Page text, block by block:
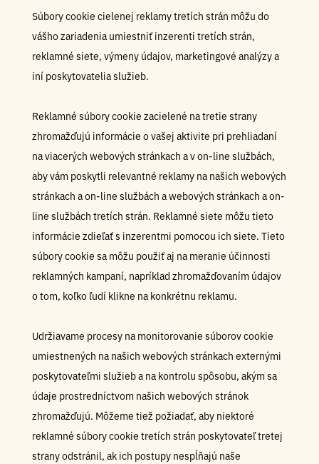
Súbory cookie cielenej reklamy tretích strán môžu do
vášho zariadenia umiestniť inzerenti tretích strán,
reklamné siete, výmeny údajov, marketingové analýzy a
iní poskytovatelia služieb.
Reklamné súbory cookie zacielené na tretie strany
zhromažďujú informácie o vašej aktivite pri prehliadaní
na viacerých webových stránkach a v on-line službách,
aby vám poskytli relevantné reklamy na našich webových
stránkach a on-line službách a webových stránkach a on-
line službách tretích strán. Reklamné siete môžu tieto
informácie zdieľať s inzerentmi pomocou ich siete. Tieto
súbory cookie sa môžu použiť aj na meranie účinnosti
reklamných kampaní, napríklad zhromažďovaním údajov
o tom, koľko ľudí klikne na konkrétnu reklamu.
Udržiavame procesy na monitorovanie súborov cookie
umiestnených na našich webových stránkach externými
poskytovateľmi služieb a na kontrolu spôsobu, akým sa
údaje prostredníctvom našich webových stránok
zhromažďujú. Môžeme tiež požiadať, aby niektoré
reklamné súbory cookie tretích strán poskytovateľ tretej
strany odstránil, ak ich postupy nespĺňajú naše